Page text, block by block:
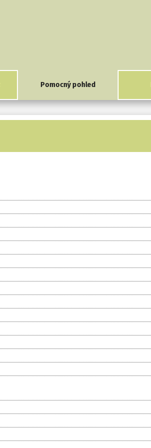
Pomocný pohled